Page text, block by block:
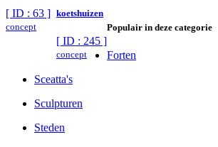
[ ID : 63 ]
concept
koetshuizen
[ ID : 245 ]
concept
Populair in deze categorie
Forten
Sceatta's
Sculpturen
Steden